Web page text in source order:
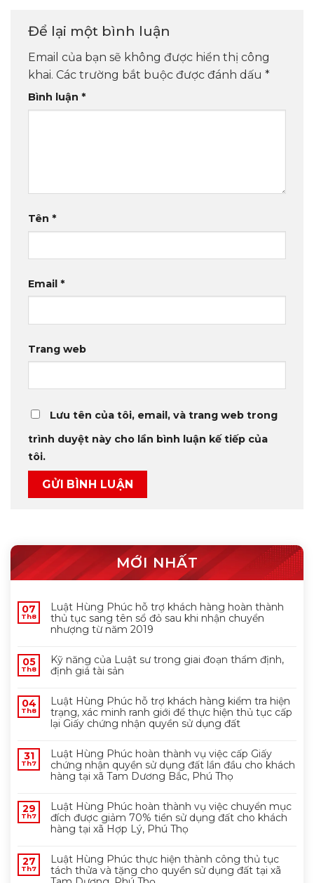
Để lại một bình luận
Email của bạn sẽ không được hiển thị công
khai. Các trường bắt buộc được đánh dấu *
Bình luận *
Tên *
Email *
Trang web
Lưu tên của tôi, email, và trang web trong
trình duyệt này cho lần bình luận kế tiếp của
tôi.
MỚI NHẤT
07
Th8
Luật Hùng Phúc hỗ trợ khách hàng hoàn thành
thủ tục sang tên sổ đỏ sau khi nhận chuyển
nhượng từ năm 2019
05
Th8
Kỹ năng của Luật sư trong giai đoạn thẩm định,
định giá tài sản
04
Th8
Luật Hùng Phúc hỗ trợ khách hàng kiểm tra hiện
trạng, xác minh ranh giới để thực hiện thủ tục cấp
lại Giấy chứng nhận quyền sử dụng đất
31
Th7
Luật Hùng Phúc hoàn thành vụ việc cấp Giấy
chứng nhận quyền sử dụng đất lần đầu cho khách
hàng tại xã Tam Dương Bắc, Phú Thọ
29
Th7
Luật Hùng Phúc hoàn thành vụ việc chuyển mục
đích được giảm 70% tiền sử dụng đất cho khách
hàng tại xã Hợp Lý, Phú Thọ
27
Th7
Luật Hùng Phúc thực hiện thành công thủ tục
tách thửa và tặng cho quyền sử dụng đất tại xã